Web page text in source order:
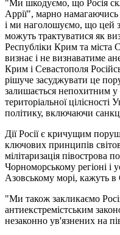
"Ми шкодуємо, що Росія
Аррії", марно намагаючись
і ми наголошуємо, що цей
можуть трактуватися як
Республіки Крим та міста
визнає і не визнаватиме
Крим і Севастополя
рішуче засуджувати це
залишається непохитним у
територіальної
політику, включаючи
Дії Росії є кричущим
ключових принципів
мілітаризація півострова
Чорноморському регіоні і
Азовському морі, кажуть
"Ми також закликаємо
антиекстремістським
незаконно ув'язнених на